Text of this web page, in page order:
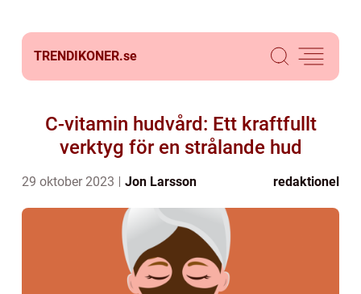
TRENDIKONER.se
C-vitamin hudvård: Ett kraftfullt
verktyg för en strålande hud
29 oktober 2023 Jon Larsson redaktionel